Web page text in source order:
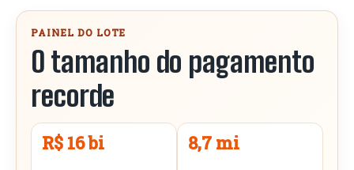
PAINEL DO LOTE
O tamanho do pagamento
recorde
R$ 16 bi 8,7 mi